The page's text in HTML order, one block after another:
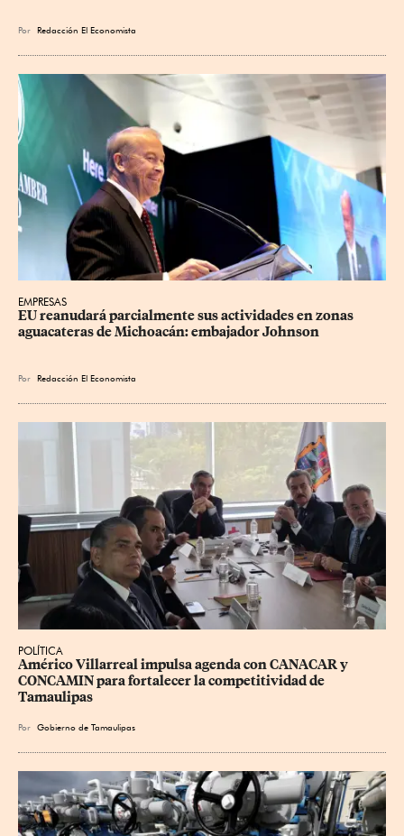
Por Redacción El Economista
EMPRESAS
EU reanudará parcialmente sus actividades en zonas
aguacateras de Michoacán: embajador Johnson
Por Redacción El Economista
POLÍTICA
Américo Villarreal impulsa agenda con CANACAR y
CONCAMIN para fortalecer la competitividad de
Tamaulipas
Por Gobierno de Tamaulipas